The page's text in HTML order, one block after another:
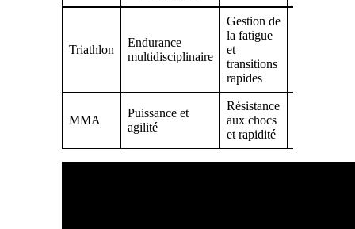
Triathlon
Endurance
multidisciplinaire
Gestion de
la fatigue
et
transitions
rapides
MMA
Puissance et
agilité
Résistance
aux chocs
et rapidité